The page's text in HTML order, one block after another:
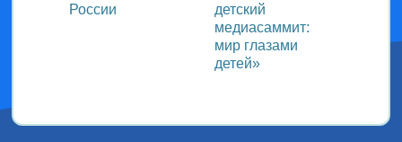
России
детский
медиасаммит:
мир глазами
детей»